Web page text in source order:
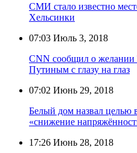
СМИ стало известно
Хельсинки
07:03 Июль 3, 2018
CNN сообщил о желании
Путиным с глазу на глаз
07:02 Июнь 29, 2018
Белый дом назвал целью
«снижение
17:26 Июнь 28, 2018